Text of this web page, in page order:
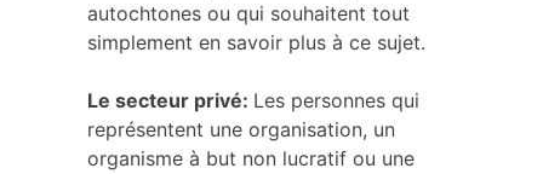
autochtones ou qui souhaitent tout
simplement en savoir plus à ce sujet.
Le secteur privé: Les personnes qui
représentent une organisation, un
organisme à but non lucratif ou une